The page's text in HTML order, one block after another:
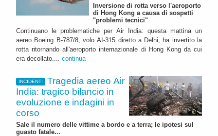
Inversione di rotta verso l'aeroporto
di Hong Kong a causa di sospetti
"problemi tecnici"
Continuano le problematiche per Air India: questa mattina un
aereo Boeing B-787/8, volo AI-315 diretto a Delhi, ha invertito la
rotta ritornando all'aeroporto internazionale di Hong Kong da cui
era decollato.... continua
INCIDENTI
Tragedia aereo Air
India: tragico bilancio in
evoluzione e indagini in
corso
Sale il numero delle vittime a bordo e a terra; le ipotesi sul
guasto fatale...